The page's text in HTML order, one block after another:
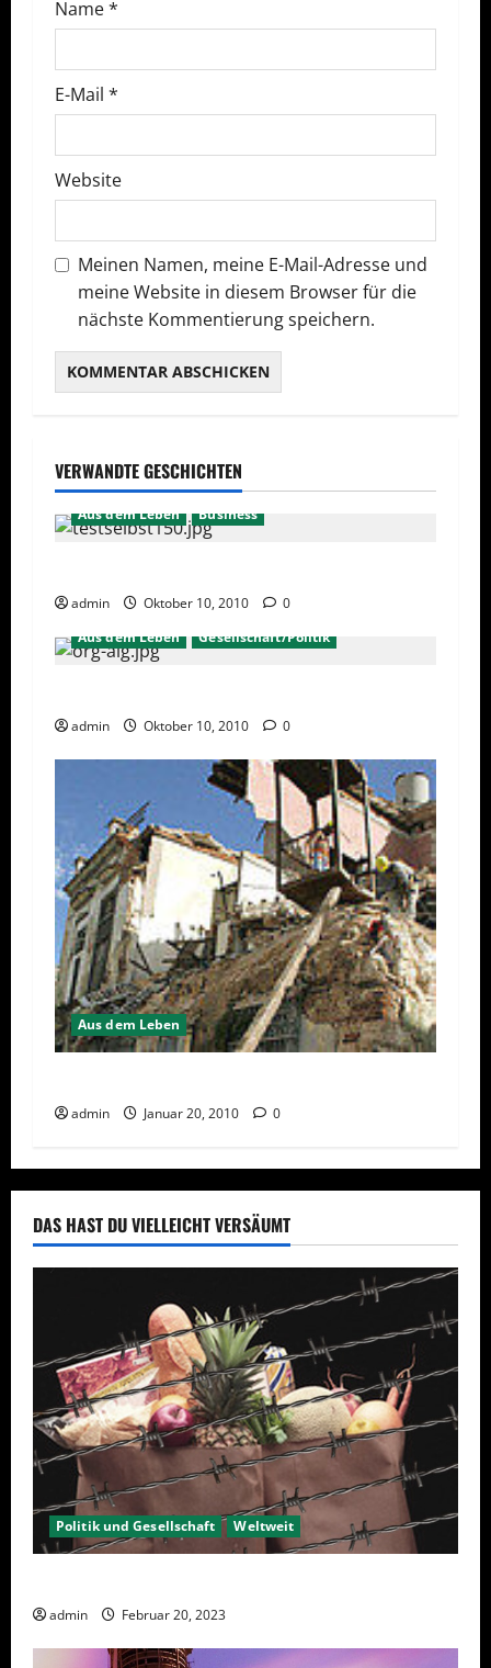
a
t
i
o
n
Name*
E-Mail *
Website
Meinen Namen, meine E-Mail-Adresse und
meine Website in diesem Browser für die
nächste Kommentierung speichern.
VERWANDTE GESCHICHTEN
Aus dem Leben Business
admin Oktober 10, 2010
0
Aus dem Leben
Gesellschaft/Politik
admin Oktober 10, 2010 0
Aus dem Leben
admin Januar 20, 2010 0
DAS HAST DU VIELLEICHT VERSÄUMT
Politik und Gesellschaft Weltweit
admin Februar 20, 2023